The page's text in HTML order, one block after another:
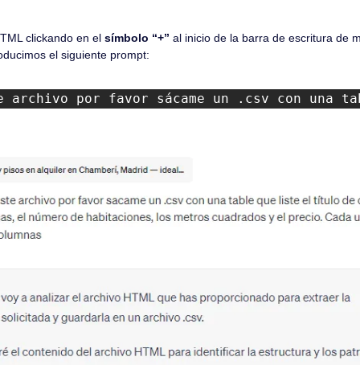
clickando en el símbolo “+” al inicio de la barra de escritura de
el siguiente prompt:
por favor sácame un .csv con una